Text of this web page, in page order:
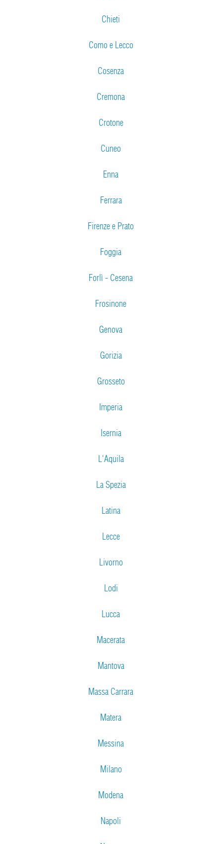
Chieti
Como e Lecco
Cosenza
Cremona
Crotone
Cuneo
Enna
Ferrara
Firenze e Prato
Foggia
Forlì - Cesena
Frosinone
Genova
Gorizia
Grosseto
Imperia
Isernia
L'Aquila
La Spezia
Latina
Lecce
Livorno
Lodi
Lucca
Macerata
Mantova
Massa Carrara
Matera
Messina
Milano
Modena
Napoli